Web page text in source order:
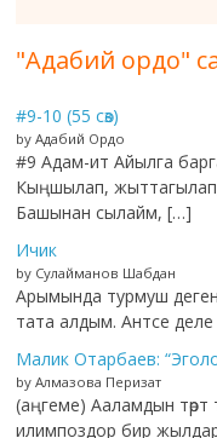
"Адабий ордо"
#9-10 (55 сөз)
by Адабий Ордо
#9 Адам-ит Айылга
Кыңшылап,
Башынан сылайм, […]
Ичик
by Сулайманов Шабдан
Арымында турмуш
тата алдым. Антсе
Малик Отарбаев:
by Алмазова Перизат
(аңгеме) Ааламдын
илимпоздор бир